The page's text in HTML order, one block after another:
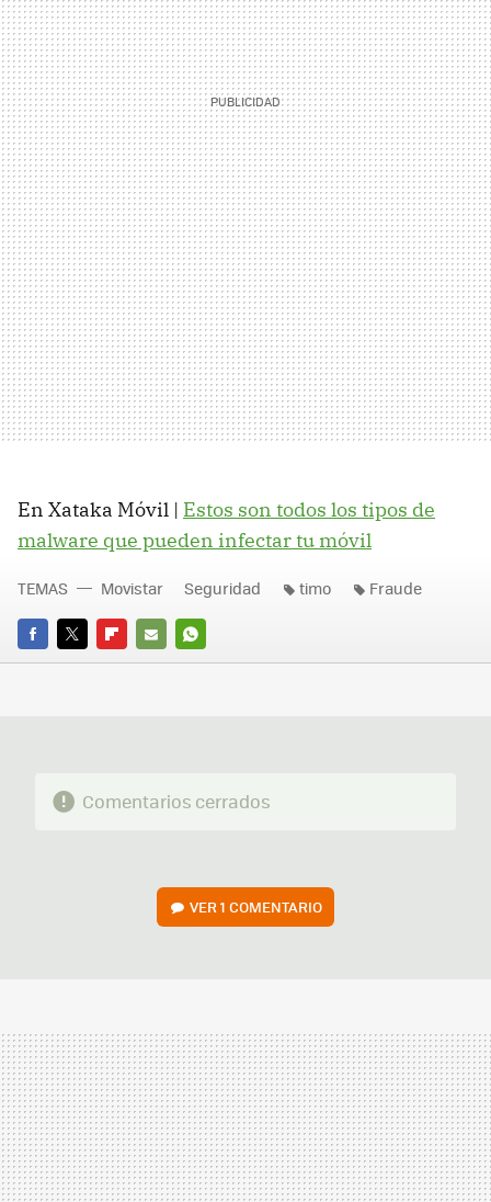
En Xataka Móvil | Estos son todos los tipos de
malware que pueden infectar tu móvil
FACEBOOK
TWITTERFLIPBOARD
E-
WHATSAPP
TEMAS Movistar Seguridad timo Fraude
Comentarios cerrados
VER1 COMENTARIO